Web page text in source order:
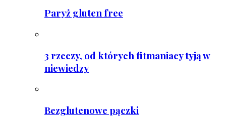
Paryż gluten free
3 rzeczy, od których fitmaniacy tyją w
niewiedzy
Bezglutenowe pączki